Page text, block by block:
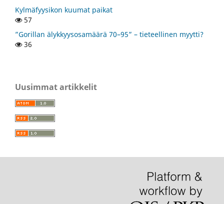
Kylmäfyysikon kuumat paikat
57
”Gorillan älykkyysosamäärä 70–95” – tieteellinen myytti?
36
Uusimmat artikkelit